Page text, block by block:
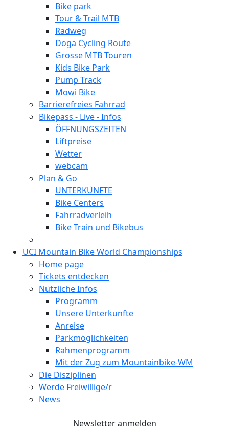
Bike park
Tour & Trail MTB
Radweg
Doga Cycling Route
Grosse MTB Touren
Kids Bike Park
Pump Track
Mowi Bike
Barrierefreies Fahrrad
Bikepass - Live - Infos
ÖFFNUNGSZEITEN
Liftpreise
Wetter
webcam
Plan & Go
UNTERKÜNFTE
Bike Centers
Fahrradverleih
Bike Train und Bikebus
UCI Mountain Bike World Championships
Home page
Tickets entdecken
Nützliche Infos
Programm
Unsere Unterkunfte
Anreise
Parkmöglichkeiten
Rahmenprogramm
Mit der Zug zum Mountainbike-WM
Die Disziplinen
Werde Freiwillige/r
News
Newsletter anmelden